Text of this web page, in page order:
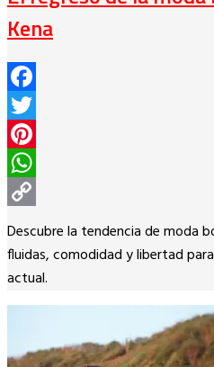
Kena
Facebook
Twitter
Pinterest
WhatsApp
Copy
Link
Descubre la tendencia de moda
fluidas, comodidad y libertad
actual.